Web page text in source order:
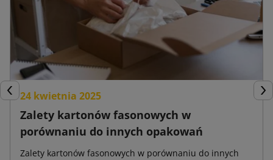
Poprzedni
24 kwietnia 2025
Zalety kartonów fasonowych w
porównaniu do innych opakowań
Zalety kartonów fasonowych w porównaniu do innych